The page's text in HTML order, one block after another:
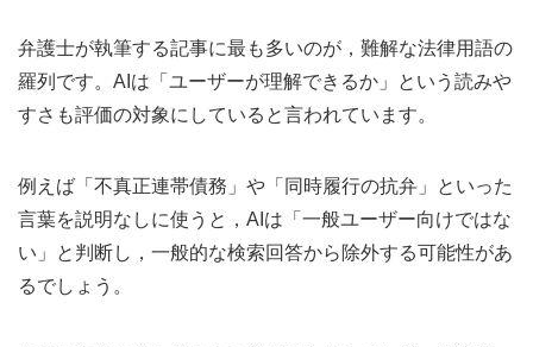
弁護士が執筆する記事に最も多いのが，難解な法律用語の
羅列です。AIは「ユーザーが理解できるか」という読みや
すさも評価の対象にしていると言われています。
例えば「不真正連帯債務」や「同時履行の抗弁」といった
言葉を説明なしに使うと，AIは「一般ユーザー向けではな
い」と判断し，一般的な検索回答から除外する可能性があ
るでしょう。